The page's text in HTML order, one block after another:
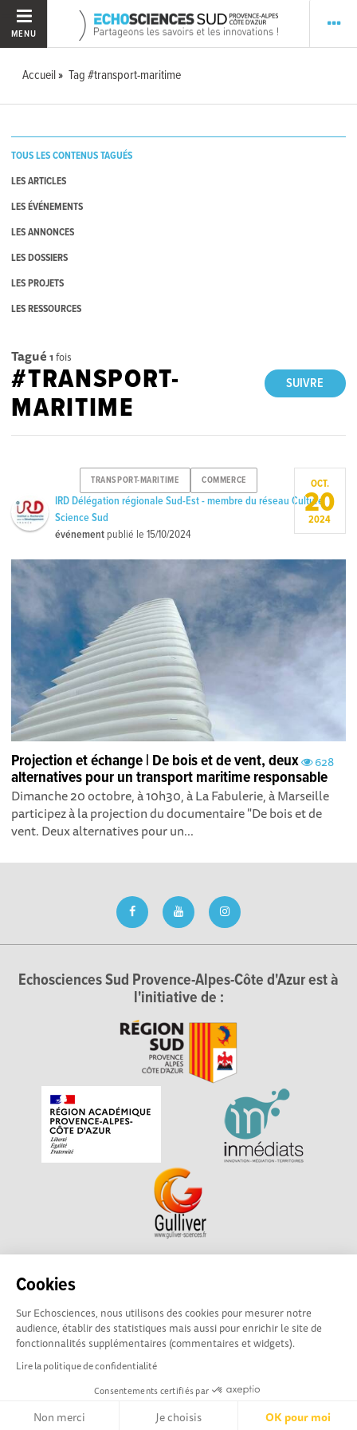
Cookies
Sur Echosciences, nous utilisons des cookies pour mesurer notre
audience, établir des statistiques mais aussi pour enrichir le site de
fonctionnalités supplémentaires (commentaires et widgets).
Lire la politique de confidentialité
Consentements certifiés par
Non merci Je choisis OK pour moi
MENU
Accueil Tag #transport-maritime
TOUS LES CONTENUS TAGUÉS
LES ARTICLES
LES ÉVÉNEMENTS
LES ANNONCES
LES DOSSIERS
LES PROJETS
LES RESSOURCES
Tagué 1 fois
SUIVRE
#TRANSPORT-
MARITIME
TRANSPORT-MARITIME COMMERCE
IRD Délégation régionale Sud-Est - membre du réseau Culture
Science Sud
événement publié le15/10/2024
OCT.
20
2024
628
Projection et échange | De bois et de vent, deux
alternatives pour un transport maritime responsable
Dimanche 20 octobre, à 10h30, à La Fabulerie, à Marseille
participez à la projection du documentaire "De bois et de
vent. Deux alternatives pour un...
Echosciences Sud Provence-Alpes-Côte d'Azur est à
l'initiative de :
Echosciences Sud Provence-Alpes-Côte d'Azur est à
académique pour la Recherche et l'Innovation Provence-
Alpes-Côte d'Azur. La plateforme est mise en oeuvre pour
vous parGulliver
Mentions légales|Politique de confidentialité
Ligne éditoriale